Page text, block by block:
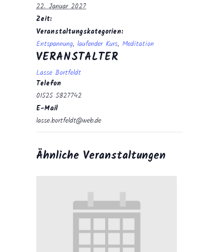
22. Januar 2027
Zeit:
Veranstaltungskategorien:
Entspannung, laufender Kurs, Meditation
VERANSTALTER
Lasse Bortfeldt
Telefon
01525 5827742
E-Mail
lasse.bortfeldt@web.de
Ähnliche Veranstaltungen